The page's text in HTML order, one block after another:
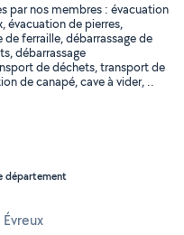
par nos membres : évacuation
évacuation de pierres,
ferraille, débarrassage de
débarrassage
de déchets, transport de
de canapé, cave à vider, ..
département